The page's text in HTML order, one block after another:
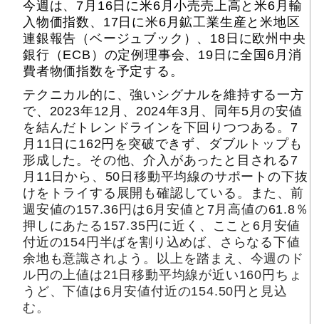
今週は、7月16日に米6月小売売上高と米6月輸
入物価指数、17日に米6月鉱工業生産と米地区
連銀報告（ベージュブック）、18日に欧州中央
銀行（ECB）の定例理事会、19日に全国6月消
費者物価指数を予定する。
テクニカル的に、強いシグナルを維持する一方
で、2023年12月、2024年3月、同年5月の安値
を結んだトレンドラインを下回りつつある。7
月11日に162円を突破できず、ダブルトップも
形成した。その他、介入があったと目される7
月11日から、50日移動平均線のサポートの下抜
けをトライする展開も確認している。また、前
週安値の157.36円は6月安値と7月高値の61.8％
押しにあたる157.35円に近く、ここと6月安値
付近の154円半ばを割り込めば、さらなる下値
余地も意識されよう。以上を踏まえ、今週のド
ル円の上値は21日移動平均線が近い160円ちょ
うど、下値は6月安値付近の154.50円と見込
む。